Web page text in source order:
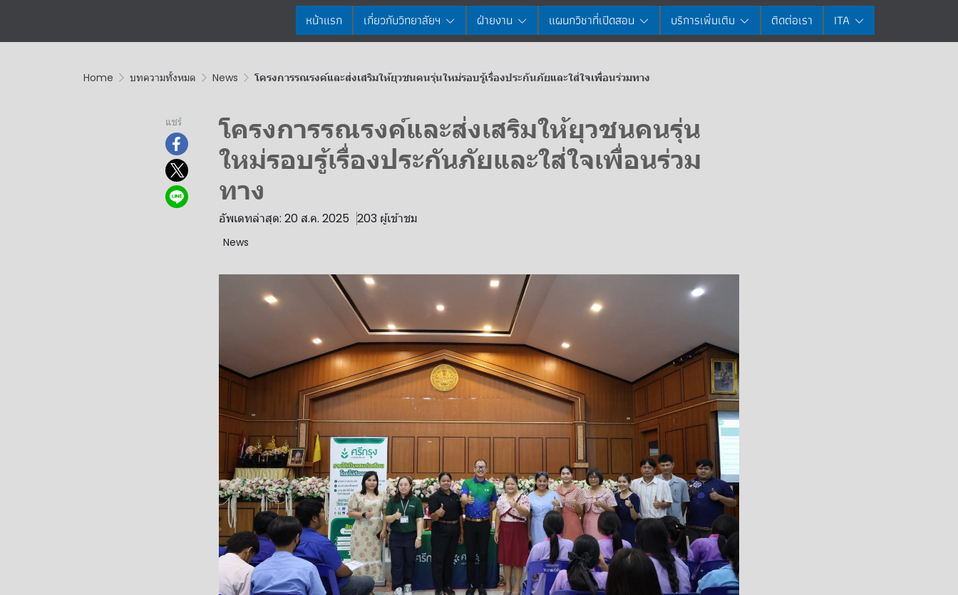
หน้าแรก เกี่ยวกับวิทยาลัยฯ ฝ่ายงาน แผนกวิชาที่เปิดสอน บริการเพิ่มเติม ติดต่อเรา ITA
Home บทความทั้งหมด News โครงการรณรงค์และส่งเสริมให้ยุวชนคนรุ่นใหม่รอบรู้เรื่องประกันภัยและใส่ใจเพื่อนร่วมทาง
แชร์
โครงการรณรงค์และส่งเสริมให้ยุวชนคนรุ่น
ใหม่รอบรู้เรื่องประกันภัยและใส่ใจเพื่อนร่วม
ทาง
อัพเดทล่าสุด: 20 ส.ค. 2025 203 ผู้เข้าชม
News